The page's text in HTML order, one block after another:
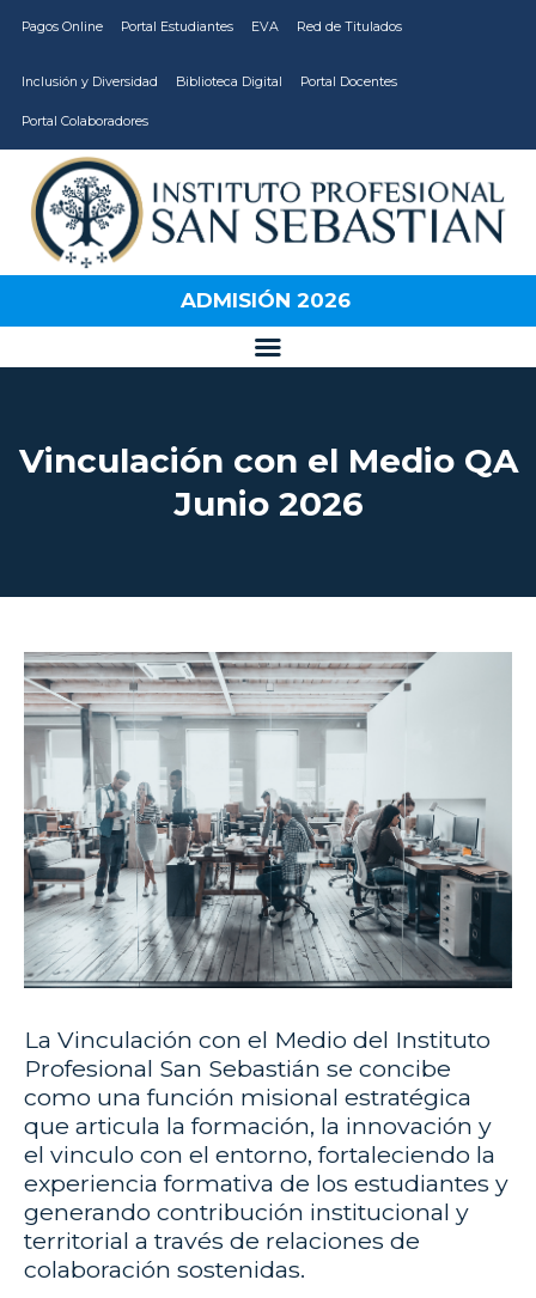
Pagos Online Portal Estudiantes EVA Red de Titulados
Inclusión y Diversidad Biblioteca Digital Portal Docentes
Portal Colaboradores
ADMISIÓN 2026
Vinculación con el Medio QA
Junio 2026
CARRERAS
VIDA ESTUDIANTIL
INSTITUCIÓN
CALIDAD
La Vinculación con el Medio del Instituto
Profesional San Sebastián se concibe
como una función misional estratégica
que articula la formación, la innovación y
el vinculo con el entorno, fortaleciendo la
experiencia formativa de los estudiantes y
generando contribución institucional y
territorial a través de relaciones de
colaboración sostenidas.